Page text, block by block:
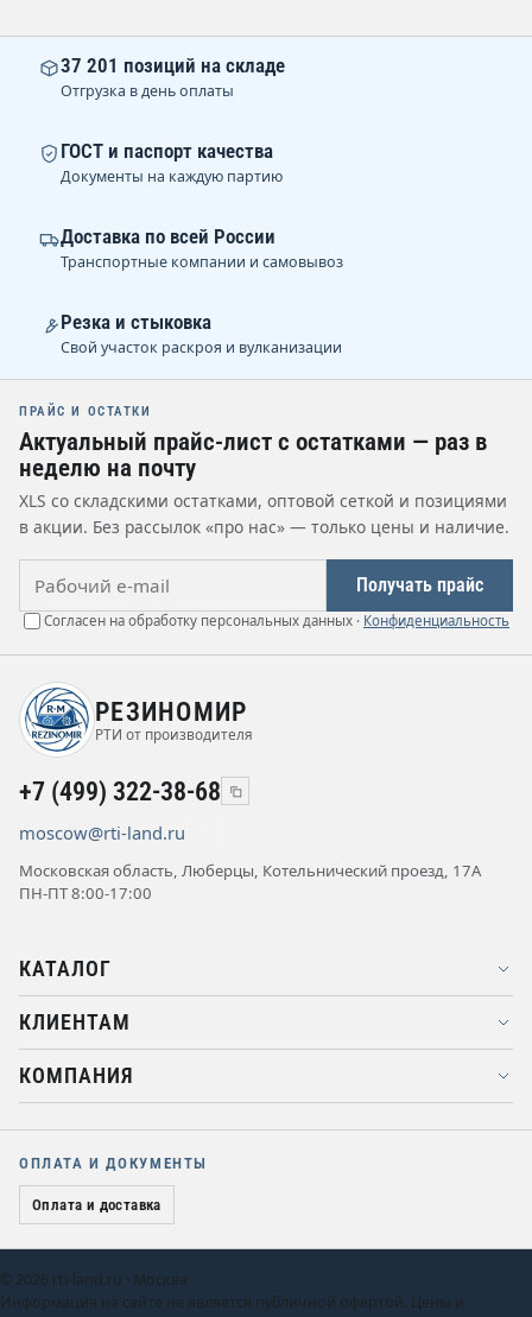
37 201 позиций на складе
Отгрузка в день оплаты
ГОСТ и паспорт качества
Документы на каждую партию
Доставка по всей России
Транспортные компании и самовывоз
Резка и стыковка
Свой участок раскроя и вулканизации
ПРАЙС И ОСТАТКИ
Актуальный прайс-лист с остатками — раз в
неделю на почту
XLS со складскими остатками, оптовой сеткой и позициями
в акции. Без рассылок «про нас» — только цены и наличие.
Получать прайс
Согласен на обработку персональных данных · Конфиденциальность
РЕЗИНОМИР
РТИ от производителя
+7 (499) 322-38-68
moscow@rti-land.ru
Московская область, Люберцы, Котельнический проезд, 17А
ПН-ПТ 8:00-17:00
КАТАЛОГ
КЛИЕНТАМ
КОМПАНИЯ
ОПЛАТА И ДОКУМЕНТЫ
Оплата и доставка
© 2026 rti-land.ru · Москва
Информация на сайте не является публичной офертой. Цены и